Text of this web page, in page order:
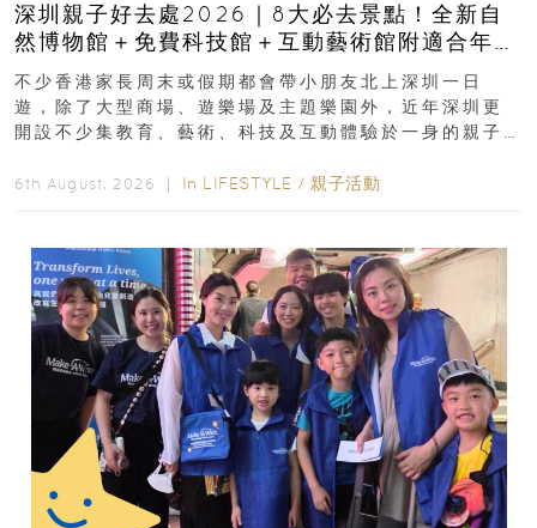
深圳親子好去處2026｜8大必去景點！全新自
然博物館＋免費科技館＋互動藝術館附適合年
齡、交通、門票、開放時間
不少香港家長周末或假期都會帶小朋友北上深圳一日
遊，除了大型商場、遊樂場及主題樂園外，近年深圳更
開設不少集教育、藝術、科技及互動體驗於一身的親子
6th August, 2026 ｜ In LIFESTYLE / 親子活動